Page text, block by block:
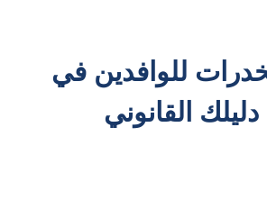
للوافدين في
القانوني